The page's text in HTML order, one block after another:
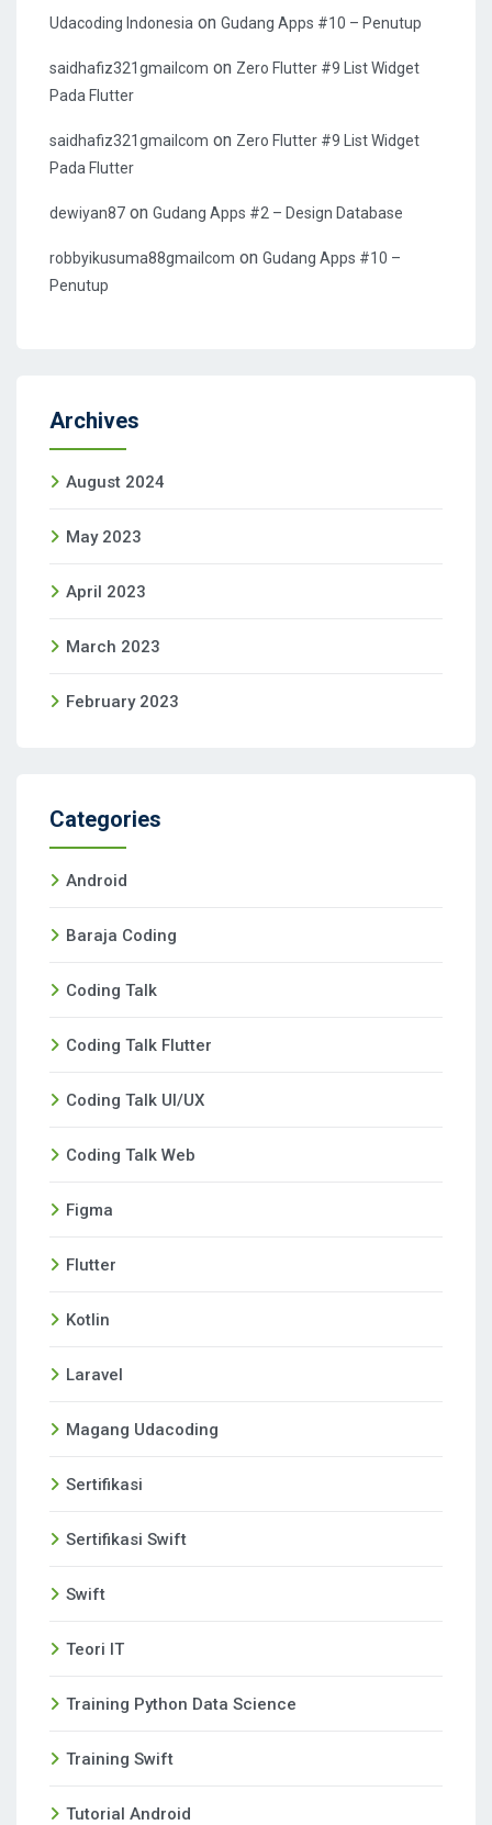
Udacoding Indonesia on Gudang Apps #10 – Penutup
saidhafiz321gmailcom on Zero Flutter #9 List Widget
Pada Flutter
saidhafiz321gmailcom on Zero Flutter #9 List Widget
Pada Flutter
dewiyan87 on Gudang Apps #2 – Design Database
robbyikusuma88gmailcom on Gudang Apps #10 –
Penutup
Archives
August 2024
May 2023
April 2023
March 2023
February 2023
Categories
Android
Baraja Coding
Coding Talk
Coding Talk Flutter
Coding Talk UI/UX
Coding Talk Web
Figma
Flutter
Kotlin
Laravel
Magang Udacoding
Sertifikasi
Sertifikasi Swift
Swift
Teori IT
Training Python Data Science
Training Swift
Tutorial Android